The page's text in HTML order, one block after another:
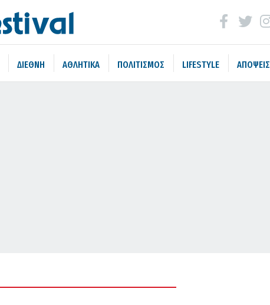
ΔΙΕΘΝΗ ΑΘΛΗΤΙΚΑ ΠΟΛΙΤΙΣΜΟΣ LIFESTYLE ΑΠΟΨΕΙΣ